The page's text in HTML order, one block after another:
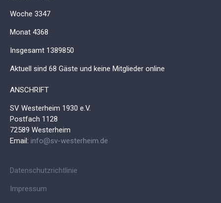
Woche 3347
Monat 4368
Insgesamt 1389850
Aktuell sind 68 Gäste und keine Mitglieder online
ANSCHRIFT
SV Westerheim 1930 e.V.
Postfach 1128
72589 Westerheim
Email: info@sv-westerheim.de
Datenschutzrichtlinie
Impressum